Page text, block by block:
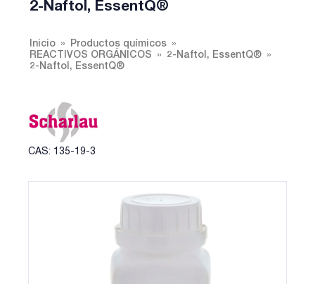
2-Naftol, EssentQ®
Inicio
Productos químicos
REACTIVOS ORGÁNICOS
2-Naftol, EssentQ®
2-Naftol, EssentQ®
CAS: 135-19-3